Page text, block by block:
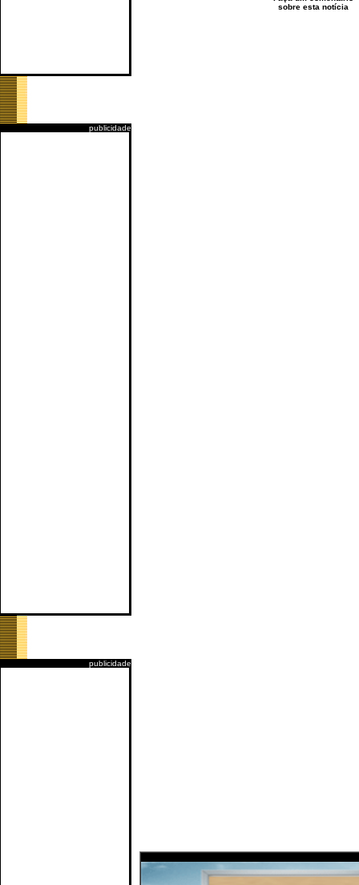
publicidade
publicidade
sobre esta notícia